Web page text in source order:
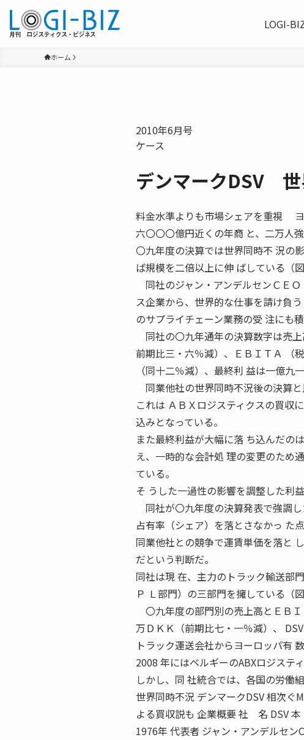
LOGI-
ホーム
2010年6月号
ケース
デンマークDSV 世
料金水準よりも市場シェアを重視
六〇〇〇億円近くの年商 と、二万人
〇九年度の決算では世界同時不 況の
ば規模を二倍以上に伸 ばしている（図
同社のジャン・アンデルセンＣＥ
ス企業から、世界的な仕事を請け負
のサプライチェーン業務の受 注にも
同社の〇九年通年の決算数字は売
前期比三・六％減）、ＥＢＩＴＡ （
（同十二％減）、最終利 益は一億九
同業他社の世界同時不況後の決算
これは ＡＢＸロジスティクスの買収
込みとなっている。
また最終利益が大幅に落 ち込んだの
え、一時的な会計処 理の変更のため
ている。
そ うした一過性の影響を調整した利
同社が〇九年度の決算発表で強調
占有率（シェア）を落とさなかっ た点
同業他社との競争で運賃単価を落と
だという判断だ。
同社は現 在、主力のトラック輸送部
Ｐ Ｌ部門）の三部門を擁している（図
〇九年度の部門別の売上高とＥＢ
万ＤＫＫ（前期比七・一％減）、
トラック運送会社からヨーロッパ有
2008 年にはベルギーのABXロジステ
しかし、同 社統合では、各国の労働
世界同時不況 デンマークDSV 相次ぐ
よる買収説も 企業概要 社 名 DSV
1976年 代表者 ジャン・アンデルセ